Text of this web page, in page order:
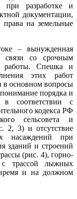
при разработке и
документации,
на земельные
– вынужденная
со срочным
работы. Спешка и
этих работ
в основном вопросы
порядка и
соответствии с
кодекса РФ
сельсовета и
2, 3) и отсутствие
насаждений при
зданий и строений
(рис. 4), горно-
с трассой лыжных
и на должном